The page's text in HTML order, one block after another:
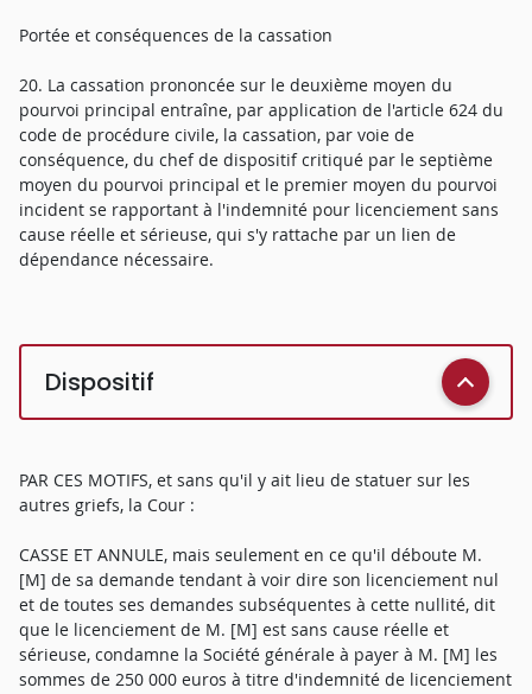
Portée et conséquences de la cassation
20. La cassation prononcée sur le deuxième moyen du
pourvoi principal entraîne, par application de l'article 624 du
code de procédure civile, la cassation, par voie de
conséquence, du chef de dispositif critiqué par le septième
moyen du pourvoi principal et le premier moyen du pourvoi
incident se rapportant à l'indemnité pour licenciement sans
cause réelle et sérieuse, qui s'y rattache par un lien de
dépendance nécessaire.
Dispositif
PAR CES MOTIFS, et sans qu'il y ait lieu de statuer sur les
autres griefs, la Cour :
CASSE ET ANNULE, mais seulement en ce qu'il déboute M.
[M] de sa demande tendant à voir dire son licenciement nul
et de toutes ses demandes subséquentes à cette nullité, dit
que le licenciement de M. [M] est sans cause réelle et
sérieuse, condamne la Société générale à payer à M. [M] les
sommes de 250 000 euros à titre d'indemnité de licenciement